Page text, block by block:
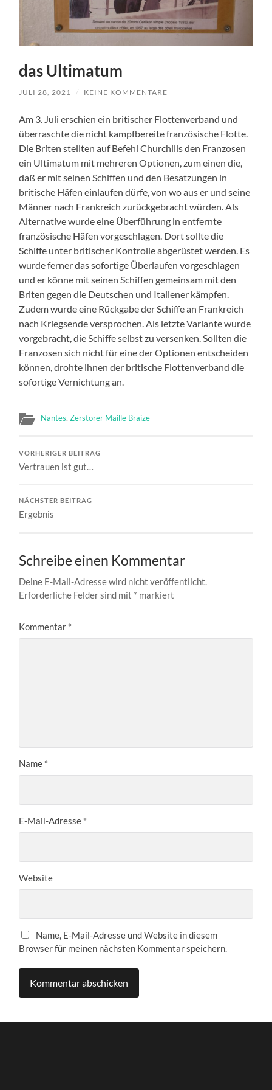
das Ultimatum
JULI 28, 2021 / KEINE KOMMENTARE
Am 3. Juli erschien ein britischer Flottenverband und
überraschte die nicht kampfbereite französische Flotte.
Die Briten stellten auf Befehl Churchills den Franzosen
ein Ultimatum mit mehreren Optionen, zum einen die,
daß er mit seinen Schiffen und den Besatzungen in
britische Häfen einlaufen dürfe, von wo aus er und seine
Männer nach Frankreich zurückgebracht würden. Als
Alternative wurde eine Überführung in entfernte
französische Häfen vorgeschlagen. Dort sollte die
Schiffe unter britischer Kontrolle abgerüstet werden. Es
wurde ferner das sofortige Überlaufen vorgeschlagen
und er könne mit seinen Schiffen gemeinsam mit den
Briten gegen die Deutschen und Italiener kämpfen.
Zudem wurde eine Rückgabe der Schiffe an Frankreich
nach Kriegsende versprochen. Als letzte Variante wurde
vorgebracht, die Schiffe selbst zu versenken. Sollten die
Franzosen sich nicht für eine der Optionen entscheiden
können, drohte ihnen der britische Flottenverband die
sofortige Vernichtung an.
Nantes,Zerstörer Maille Braize
VORHERIGER BEITRAG
Vertrauen ist gut…
NÄCHSTER BEITRAG
Ergebnis
Schreibe einen Kommentar
Deine E-Mail-Adresse wird nicht veröffentlicht.
Erforderliche Felder sind mit * markiert
Kommentar *
Name *
E-Mail-Adresse *
Website
Name, E-Mail-Adresse und Website in diesem
Browser für meinen nächsten Kommentar speichern.